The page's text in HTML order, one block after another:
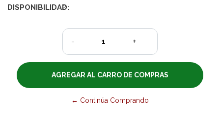
DISPONIBILIDAD:
2
- +
← Continúa Comprando